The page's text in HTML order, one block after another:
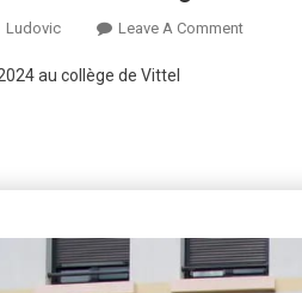
Ludovic Leave A CommentOn
au collège de Vittel